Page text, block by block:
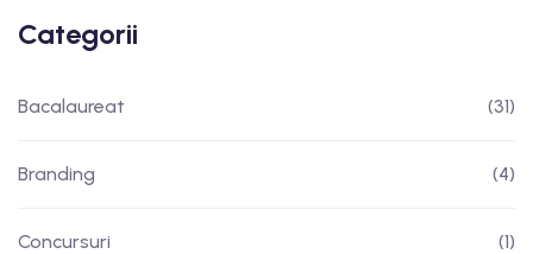
Categorii
Bacalaureat (31)
Branding (4)
Concursuri (1)